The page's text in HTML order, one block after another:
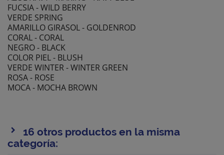
FUCSIA - WILD BERRY
VERDE SPRING
AMARILLO GIRASOL - GOLDENROD
CORAL - CORAL
NEGRO - BLACK
COLOR PIEL - BLUSH
VERDE WINTER - WINTER GREEN
ROSA - ROSE
MOCA - MOCHA BROWN
16 otros productos en la misma
categoría: